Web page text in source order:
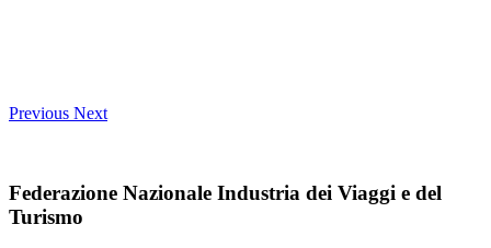
Previous Next
Federazione Nazionale Industria dei Viaggi e del
Turismo